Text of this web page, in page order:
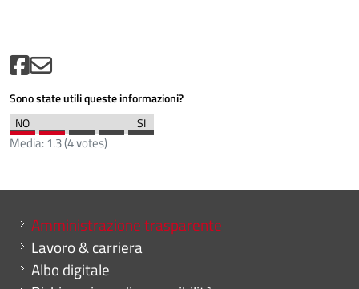
Sono state utili queste informazioni?
Media:1.3(4votes)
Mini menu di servizio
Amministrazione trasparente
Lavoro & carriera
Albo digitale